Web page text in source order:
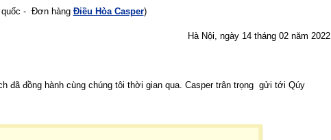
quốc - Đơn hàng Điều Hòa Casper)
Hà Nội, ngày 14 tháng 02 năm 2022
đã đồng hành cùng chúng tôi thời gian qua. Casper trân trọng gửi tới Qúy